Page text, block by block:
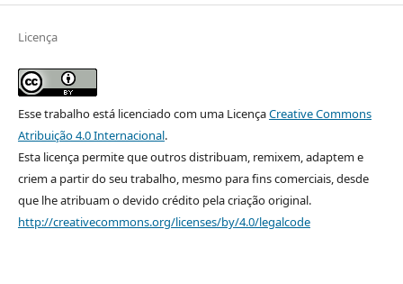
Licença
Esse trabalho está licenciado com uma LicençaCreative Commons
Atribuição 4.0 Internacional.
Esta licença permite que outros distribuam, remixem, adaptem e
criem a partir do seu trabalho, mesmo para fins comerciais, desde
que lhe atribuam o devido crédito pela criação original.
http://creativecommons.org/licenses/by/4.0/legalcode